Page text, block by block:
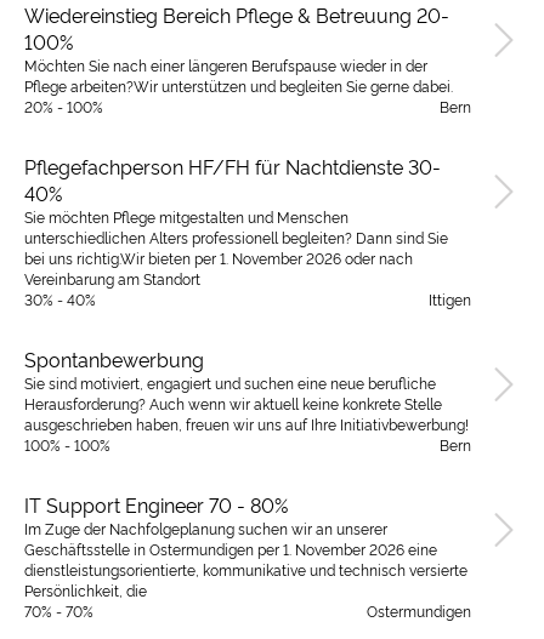
Wiedereinstieg Bereich Pflege & Betreuung 20-
100%
Möchten Sie nach einer längeren Berufspause wieder in der
Pflege arbeiten?Wir unterstützen und begleiten Sie gerne dabei.
20% - 100%
Bern
Pflegefachperson HF/FH für Nachtdienste 30-
40%
Sie möchten Pflege mitgestalten und Menschen
unterschiedlichen Alters professionell begleiten? Dann sind Sie
bei uns richtig.Wir bieten per 1. November 2026 oder nach
Vereinbarung am Standort
30% - 40%
Ittigen
Spontanbewerbung
Sie sind motiviert, engagiert und suchen eine neue berufliche
Herausforderung? Auch wenn wir aktuell keine konkrete Stelle
ausgeschrieben haben, freuen wir uns auf Ihre Initiativbewerbung!
100% - 100%
Bern
IT Support Engineer 70 - 80%
Im Zuge der Nachfolgeplanung suchen wir an unserer
Geschäftsstelle in Ostermundigen per 1. November 2026 eine
dienstleistungsorientierte, kommunikative und technisch versierte
Persönlichkeit, die
70% - 70%
Ostermundigen